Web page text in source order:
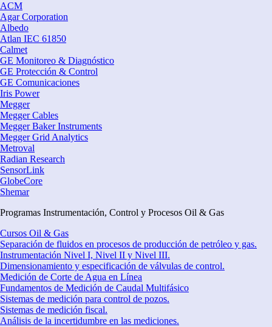
ACM
Agar Corporation
Albedo
Atlan IEC 61850
Calmet
GE Monitoreo & Diagnóstico
GE Protección & Control
GE Comunicaciones
Iris Power
Megger
Megger Cables
Megger Baker Instruments
Megger Grid Analytics
Metroval
Radian Research
SensorLink
GlobeCore
Shemar
Programas Instrumentación, Control y Procesos Oil & Gas
Cursos Oil & Gas
Separación de fluidos en procesos de producción de petróleo y gas.
Instrumentación Nivel I, Nivel II y Nivel III.
Dimensionamiento y especificación de válvulas de control.
Medición de Corte de Agua en Línea
Fundamentos de Medición de Caudal Multifásico
Sistemas de medición para control de pozos.
Sistemas de medición fiscal.
Análisis de la incertidumbre en las mediciones.